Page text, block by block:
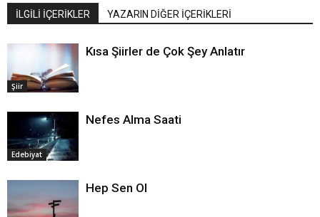
İLGİLİ İÇERİKLER YAZARIN DİĞER İÇERİKLERİ
Şiir
Kısa Şiirler de Çok Şey Anlatır
Edebiyat
Nefes Alma Saati
Hep Sen Ol